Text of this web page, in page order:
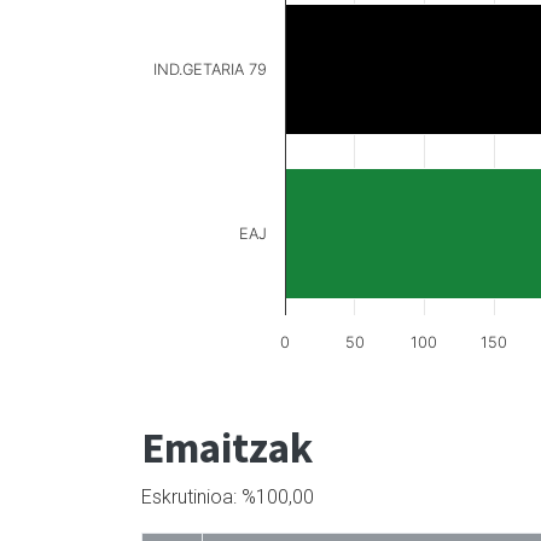
0 50 100 150
IND.GETARIA 79
EAJ
Emaitzak
Eskrutinioa: %100,00